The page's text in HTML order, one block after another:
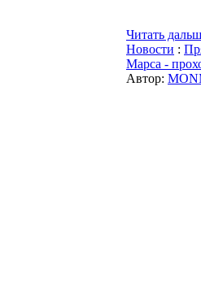
Читать
Новости :
Марса -
Автор: